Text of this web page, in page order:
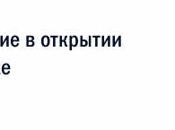
в открытии